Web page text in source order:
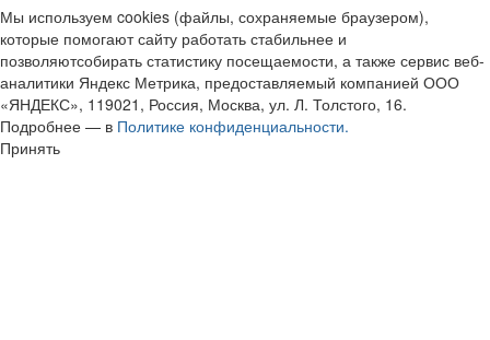
Мы используем cookies (файлы, сохраняемые браузером),
которые помогают сайту работать стабильнее и
позволяютсобирать статистику посещаемости, а также сервис веб-
аналитики Яндекс Метрика, предоставляемый компанией ООО
«ЯНДЕКС», 119021, Россия, Москва, ул. Л. Толстого, 16.
Подробнее — в Политике конфиденциальности.
Принять